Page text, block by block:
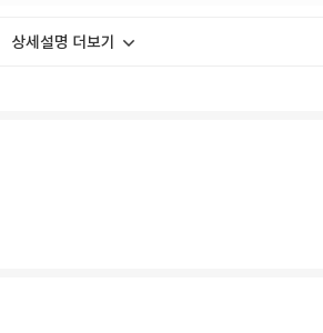
상세설명 더보기